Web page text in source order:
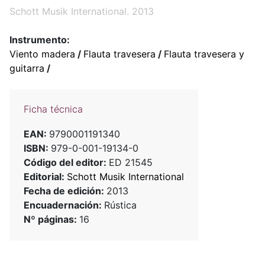
Schott Musik International. 2013
Instrumento:
Viento madera / Flauta travesera / Flauta travesera y
guitarra /
Ficha técnica
EAN: 9790001191340
ISBN: 979-0-001-19134-0
Código del editor: ED 21545
Editorial: Schott Musik International
Fecha de edición: 2013
Encuadernación: Rústica
Nº páginas: 16